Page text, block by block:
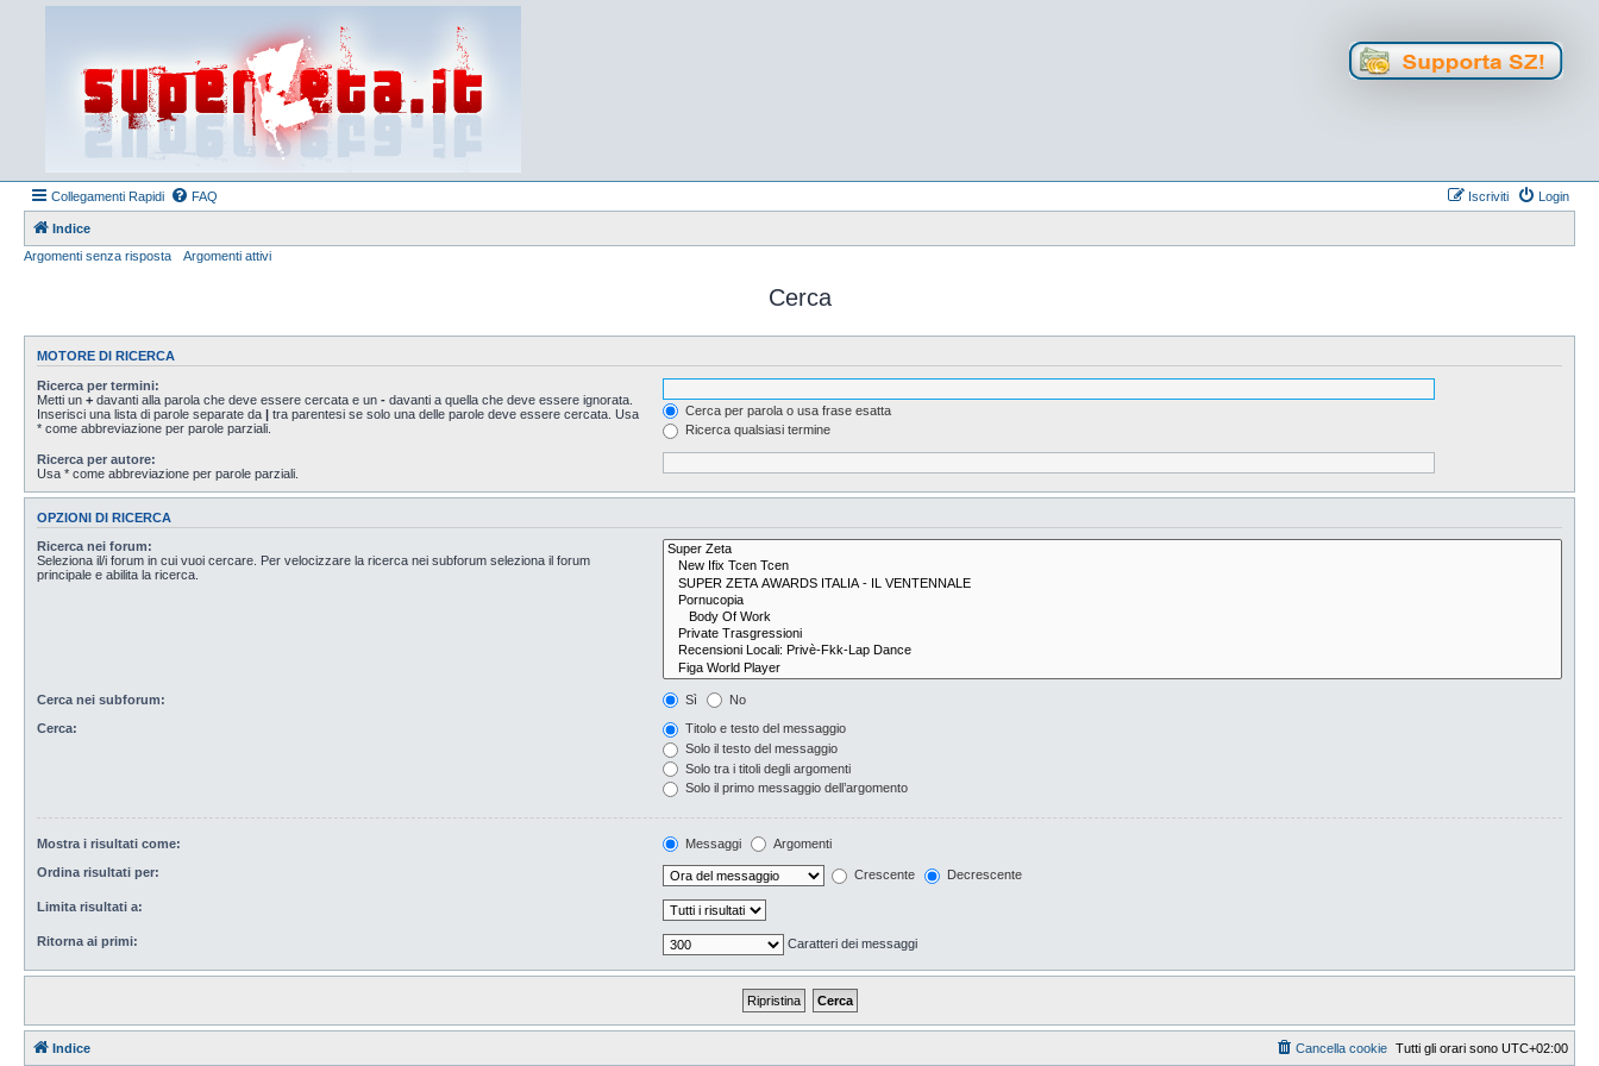
Collegamenti Rapidi FAQ Login
Iscriviti
Indice
Argomenti senza risposta
Argomenti attivi
Cerca
MOTORE DI RICERCA
Ricerca per termini:
Metti un + davanti alla parola che deve essere cercata e un - davanti a quella che deve essere ignorata.
Inserisci una lista di parole separate da | tra parentesi se solo una delle parole deve essere cercata. Usa
* come abbreviazione per parole parziali.
Cerca per parola o usa frase esatta
Ricerca qualsiasi termine
Ricerca per autore:
Usa * come abbreviazione per parole parziali.
OPZIONI DI RICERCA
Ricerca nei forum:
Seleziona il/i forum in cui vuoi cercare. Per velocizzare la ricerca nei subforum seleziona il forum
principale e abilita la ricerca.
Cerca nei subforum: Sì No
Cerca:
Titolo e testo del messaggio
Solo il testo del messaggio
Solo tra i titoli degli argomenti
Solo il primo messaggio dell’argomento
Mostra i risultati come: Messaggi Argomenti
Ordina risultati per: Crescente Decrescente
Limita risultati a:
Ritorna ai primi: Caratteri dei messaggi
Indice Tutti gli orari sono UTC+02:00
Cancella cookie